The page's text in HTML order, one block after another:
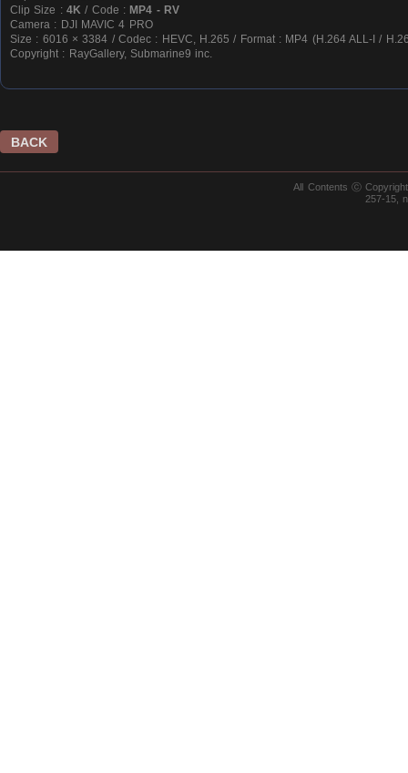
Clip Size : 4K / Code : MP4 - RV
Camera : DJI MAVIC 4 PRO
Size : 6016 × 3384 / Codec : HEVC, H.265 / Format : MP4 (H.264 ALL-I /
Copyright : RayGallery, Submarine9 inc.
BACK
All Contents ⓒ
257-15,